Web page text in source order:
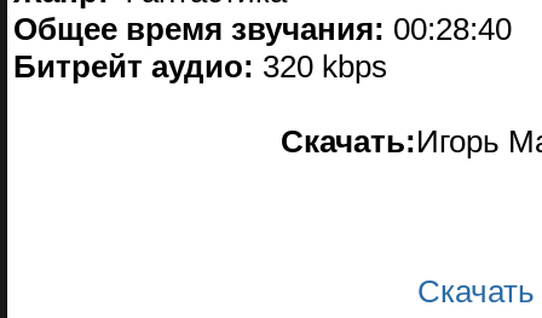
Общее время звучания: 00:28:40
Битрейт аудио: 320 kbps
Скачать:Игорь